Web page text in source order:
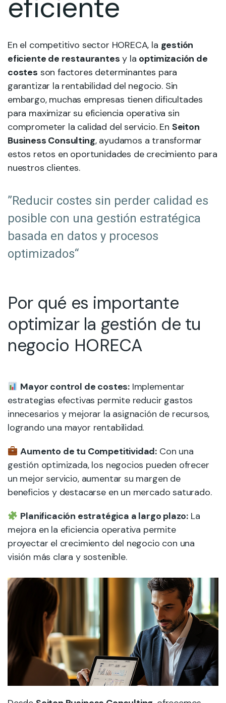
En el competitivo sector HORECA, la gestión
eficiente de restaurantes y la optimización de
costes son factores determinantes para
garantizar la rentabilidad del negocio. Sin
embargo, muchas empresas tienen dificultades
para maximizar su eficiencia operativa sin
comprometer la calidad del servicio. En Seiton
Business Consulting, ayudamos a transformar
estos retos en oportunidades de crecimiento para
nuestros clientes.
”Reducir costes sin perder calidad es
posible con una gestión estratégica
basada en datos y procesos
optimizados“
Por qué es importante
optimizar la gestión de tu
negocio HORECA
Mayor control de costes: Implementar
estrategias efectivas permite reducir gastos
innecesarios y mejorar la asignación de recursos,
logrando una mayor rentabilidad.
Aumento de tu Competitividad: Con una
gestión optimizada, los negocios pueden ofrecer
un mejor servicio, aumentar su margen de
beneficios y destacarse en un mercado saturado.
Planificación estratégica a largo plazo: La
mejora en la eficiencia operativa permite
proyectar el crecimiento del negocio con una
visión más clara y sostenible.